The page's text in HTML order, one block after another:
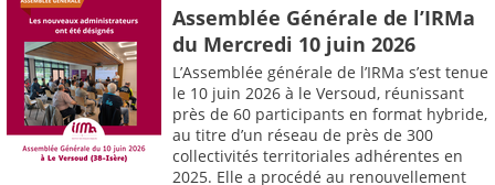
Assemblée Générale de l’IRMa
du Mercredi 10 juin 2026
L’Assemblée générale de l’IRMa s’est tenue
le 10 juin 2026 à le Versoud, réunissant
près de 60 participants en format hybride,
au titre d’un réseau de près de 300
collectivités territoriales adhérentes en
2025. Elle a procédé au renouvellement